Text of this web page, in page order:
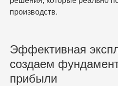
производств.
Эффективная
создаем
прибыли